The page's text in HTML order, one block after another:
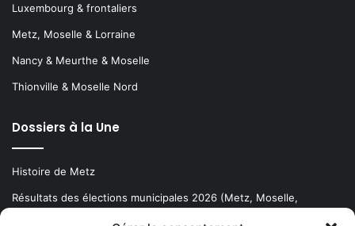
Luxembourg & frontaliers
Metz, Moselle & Lorraine
Nancy & Meurthe & Moselle
Thionville & Moselle Nord
Dossiers à la Une
Histoire de Metz
Résultats des élections municipales 2026 (Metz, Moselle,